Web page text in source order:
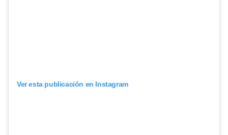
Ver esta publicación en Instagram